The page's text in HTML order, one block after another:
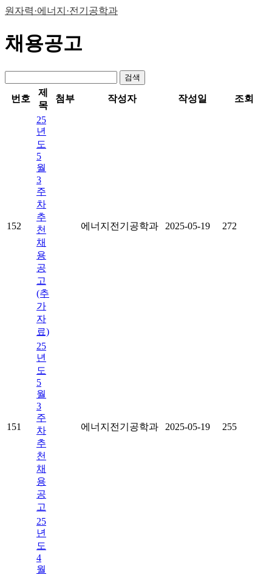
원자력·에너지·전기공학과
채용공고
검색
번호
제
목
첨부 작성자 작성일 조회
152
25
년
도
5
월
3
주
차
추
천
채
용
공
고
(추
가
자
료)
에너지전기공학과 2025-05-19 272
151
25
년
도
5
월
3
주
차
추
천
채
용
공
고
에너지전기공학과 2025-05-19 255
25
년
도
4
월